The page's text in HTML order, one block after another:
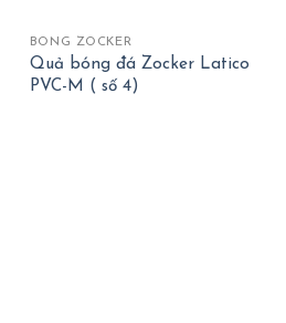
BÓNG ZOCKER
Quả bóng đá Zocker Latico
PVC-M ( số 4)